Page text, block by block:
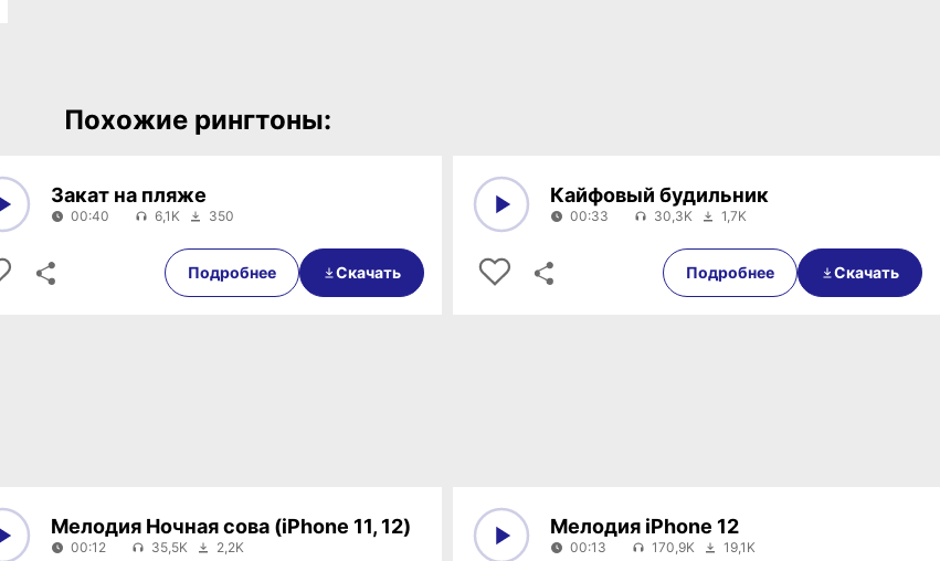
Похожие рингтоны:
00:40
Закат на пляже
00:40 6,1K 350
Подробнее Скачать
00:33
Кайфовый будильник
00:33 30,3K 1,7K
Подробнее Скачать
Мелодия Ночная сова (iPhone 11, 12)
00:12 35,5K 2,2K
Мелодия iPhone 12
00:13 170,9K 19,1K